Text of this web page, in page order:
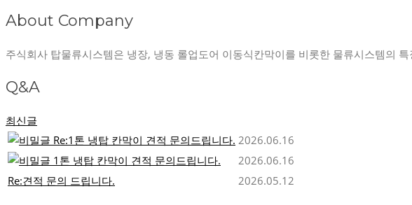
About Company
주식회사 탑물류시스템은 냉장, 냉동 롤업도어 이동식칸막이를 비롯한 물류시스템의
Q&A
최신글
Re:1톤 냉탑 칸막이 견적 문의드립니다. 2026.06.16
1톤 냉탑 칸막이 견적 문의드립니다.
2026.06.16
Re:견적 문의 드립니다.
2026.05.12